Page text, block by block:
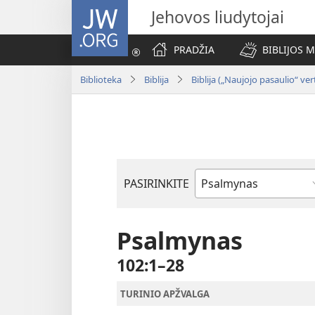
JW.ORG Jehovos liudytojai
PRADŽIA
BIBLIJOS
Biblioteka Biblija Biblija („Naujojo pasaulio“
PASIRINKITE
Biblijos
Psalmynas
102:1–28
TURINIO APŽVALGA